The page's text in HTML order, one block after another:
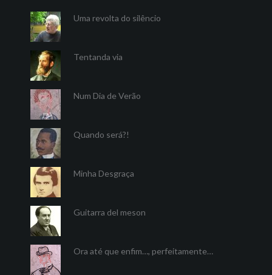
Uma revolta do silêncio
Tentanda via
Num Dia de Verão
Quando será?!
Minha Desgraça
Guitarra del meson
Ora até que enfim…, perfeitamente…